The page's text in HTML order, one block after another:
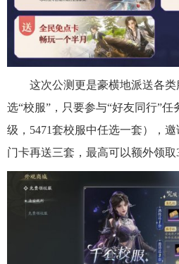
这次公测更是豪横地派送各类
选“校服”，只要参与“好友同行”
级，5471套校服中任选一套），
门卡再送三套，最高可以额外领取